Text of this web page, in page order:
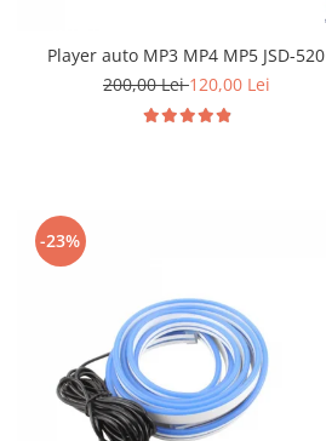
Player auto MP3 MP4 MP5 JSD-520
200,00 Lei120,00 Lei
-23%